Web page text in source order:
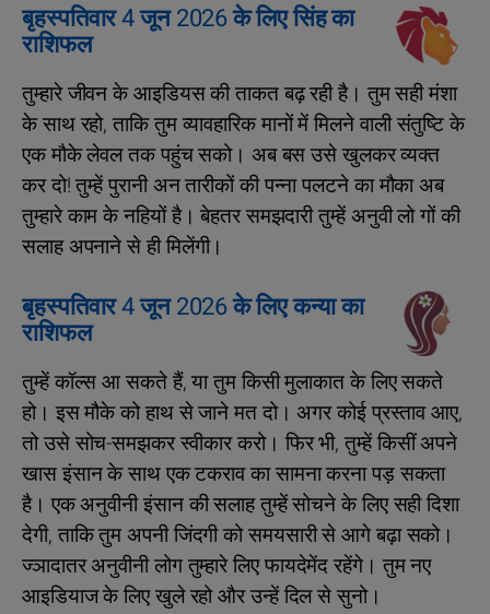
बृहस्पतिवार 4 जून 2026 के लिए सिंह का
राशिफल
तुम्हारे जीवन के आइडियस की ताकत बढ़ रही है। तुम सही मंशा
के साथ रहो, ताकि तुम व्यावहारिक मानों में मिलने वाली संतुष्टि के
एक मौके लेवल तक पहुंच सको। अब बस उसे खुलकर व्यक्त
कर दो! तुम्हें पुरानी अन तारीकों की पन्ना पलटने का मौका अब
तुम्हारे काम के नहियों है। बेहतर समझदारी तुम्‍हें अनुवी लो गों की
सलाह अपनाने से ही मिलेंगी।
बृहस्पतिवार 4 जून 2026 के लिए कन्या का
राशिफल
तुम्हें कॉल्स आ सकते हैं, या तुम किसी मुलाकात के लिए सकते
हो। इस मौके को हाथ से जाने मत दो। अगर कोई प्रस्ताव आए,
तो उसे सोच-समझकर स्वीकार करो। फिर भी, तुम्हें किसीं अपने
खास इंसान के साथ एक टकराव का सामना करना पड़ सकता
है। एक अनुवीनी इंसान की सलाह तुम्हें सोचने के लिए सही दिशा
देगी, ताकि तुम अपनी जिंदगी को समयसारी से आगे बढ़ा सको।
ज्‍ञादातर अनुवीनी लोग तुम्हारे लिए फायदेमेंद रहेंगे। तुम नए
आइडियाज के लिए खुले रहो और उन्हें दिल से सुनो।